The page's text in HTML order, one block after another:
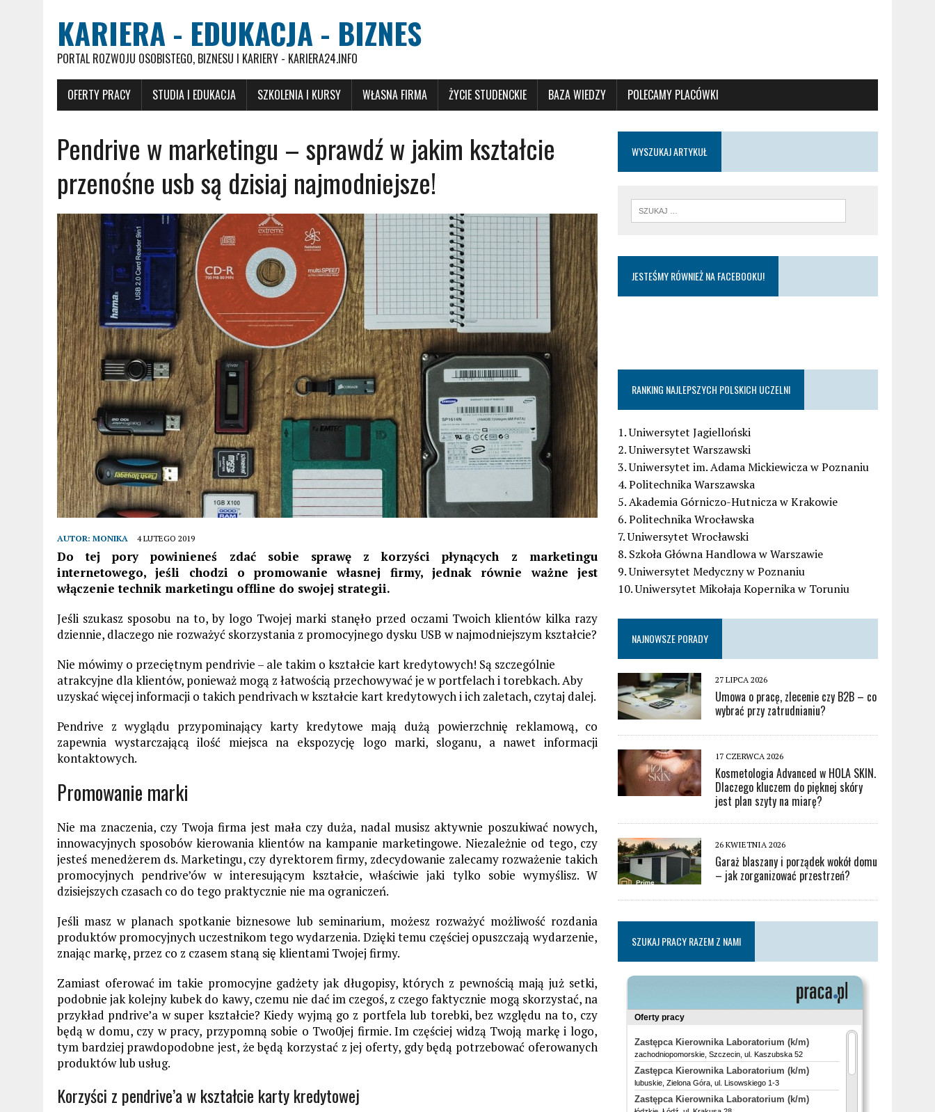
KARIERA - EDUKACJA - BIZNES
PORTAL ROZWOJU OSOBISTEGO, BIZNESU I KARIERY - KARIERA24.INFO
OFERTY PRACY STUDIA I EDUKACJA SZKOLENIA I KURSY WŁASNA FIRMA ŻYCIE STUDENCKIE BAZA WIEDZY POLECAMY PLACÓWKI
Pendrive w marketingu – sprawdź w jakim kształcie
przenośne usb są dzisiaj najmodniejsze!
AUTOR: MONIKA 4 LUTEGO 2019
Do tej pory powinieneś zdać sobie sprawę z korzyści płynących z marketingu
internetowego, jeśli chodzi o promowanie własnej firmy, jednak równie ważne jest
włączenie technik marketingu offline do swojej strategii.
Jeśli szukasz sposobu na to, by logo Twojej marki stanęło przed oczami Twoich klientów kilka razy
dziennie, dlaczego nie rozważyć skorzystania z promocyjnego dysku USB w najmodniejszym kształcie?
Nie mówimy o przeciętnym pendrivie – ale takim o kształcie kart kredytowych! Są szczególnie
atrakcyjne dla klientów, ponieważ mogą z łatwością przechowywać je w portfelach i torebkach. Aby
uzyskać więcej informacji o takich pendrivach w kształcie kart kredytowych i ich zaletach, czytaj dalej.
Pendrive z wyglądu przypominający karty kredytowe mają dużą powierzchnię reklamową, co
zapewnia wystarczającą ilość miejsca na ekspozycję logo marki, sloganu, a nawet informacji
kontaktowych.
Promowanie marki
Nie ma znaczenia, czy Twoja firma jest mała czy duża, nadal musisz aktywnie poszukiwać nowych,
innowacyjnych sposobów kierowania klientów na kampanie marketingowe. Niezależnie od tego, czy
jesteś menedżerem ds. Marketingu, czy dyrektorem firmy, zdecydowanie zalecamy rozważenie takich
promocyjnych pendrive’ów w interesującym kształcie, właściwie jaki tylko sobie wymyślisz. W
dzisiejszych czasach co do tego praktycznie nie ma ograniczeń.
Jeśli masz w planach spotkanie biznesowe lub seminarium, możesz rozważyć możliwość rozdania
produktów promocyjnych uczestnikom tego wydarzenia. Dzięki temu częściej opuszczają wydarzenie,
znając markę, przez co z czasem staną się klientami Twojej firmy.
Zamiast oferować im takie promocyjne gadżety jak długopisy, których z pewnością mają już setki,
podobnie jak kolejny kubek do kawy, czemu nie dać im czegoś, z czego faktycznie mogą skorzystać, na
przykład pndrive’a w super kształcie? Kiedy wyjmą go z portfela lub torebki, bez względu na to, czy
będą w domu, czy w pracy, przypomną sobie o Two0jej firmie. Im częściej widzą Twoją markę i logo,
tym bardziej prawdopodobne jest, że będą korzystać z jej oferty, gdy będą potrzebować oferowanych
produktów lub usług.
Korzyści z pendrive’a w kształcie karty kredytowej
WYSZUKAJ ARTYKUŁ
JESTEŚMY RÓWNIEŻ NA FACEBOOKU!
RANKING NAJLEPSZYCH POLSKICH UCZELNI
1. Uniwersytet Jagielloński
2. Uniwersytet Warszawski
3. Uniwersytet im. Adama Mickiewicza w Poznaniu
4. Politechnika Warszawska
5. Akademia Górniczo-Hutnicza w Krakowie
6. Politechnika Wrocławska
7. Uniwersytet Wrocławski
8. Szkoła Główna Handlowa w Warszawie
9. Uniwersytet Medyczny w Poznaniu
10. Uniwersytet Mikołaja Kopernika w Toruniu
NAJNOWSZE PORADY
27 LIPCA 2026
Umowa o pracę, zlecenie czy B2B – co
wybrać przy zatrudnianiu?
17 CZERWCA 2026
Kosmetologia Advanced w HOLA SKIN.
Dlaczego kluczem do pięknej skóry
jest plan szyty na miarę?
26 KWIETNIA 2026
Garaż blaszany i porządek wokół domu
– jak zorganizować przestrzeń?
SZUKAJ PRACY RAZEM Z NAMI